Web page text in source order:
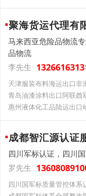
聚海货运代理有
马来西亚危险品物流
品物流
李先生
成都智汇源认证
四川军标认证，四川
罗先生
四川国军标质量管控体系